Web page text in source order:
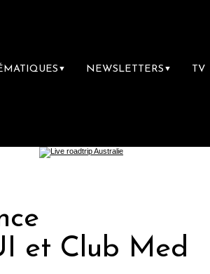
▼ NEWSLETTERS ▼ TV
et Club Med